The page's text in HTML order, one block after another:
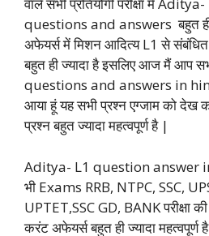
वाले सभी प्रतियोगी परीक्षा में
questions and answers बहुत ही
अफेयर्स में मिशन आदित्य L1 से
बहुत ही ज्यादा है इसलिए आज मैं आप
questions and answers in
आया हूं यह सभी प्रश्न एग्जाम को देख
प्रश्न बहुत ज्यादा महत्वपूर्ण है |
Aditya- L1 question answer
भी Exams RRB, NTPC, SSC,
UPTET,SSC GD, BANK परीक्षा
करंट अफेयर्स बहुत ही ज्यादा महत्वपूर्ण